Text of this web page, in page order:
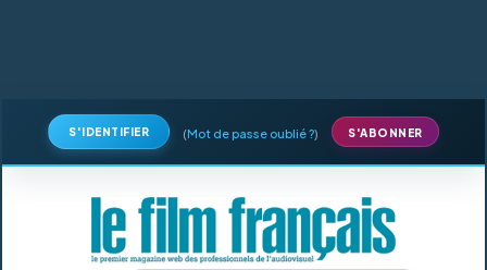
S'IDENTIFIER (Mot de passe oublié ?) S'ABONNER